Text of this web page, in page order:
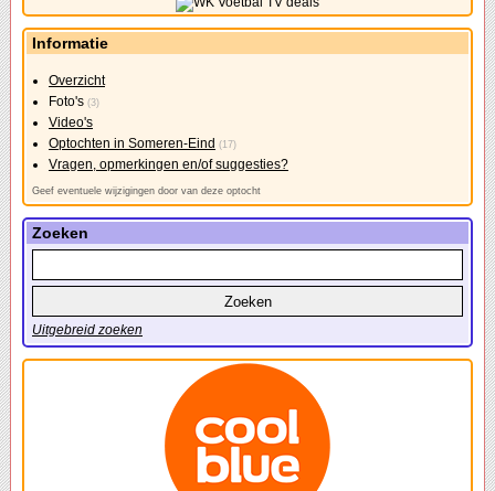
Informatie
Overzicht
Foto's (3)
Video's
Optochten in Someren-Eind (17)
Vragen, opmerkingen en/of suggesties?
Geef eventuele wijzigingen door van deze optocht
Zoeken
Uitgebreid zoeken